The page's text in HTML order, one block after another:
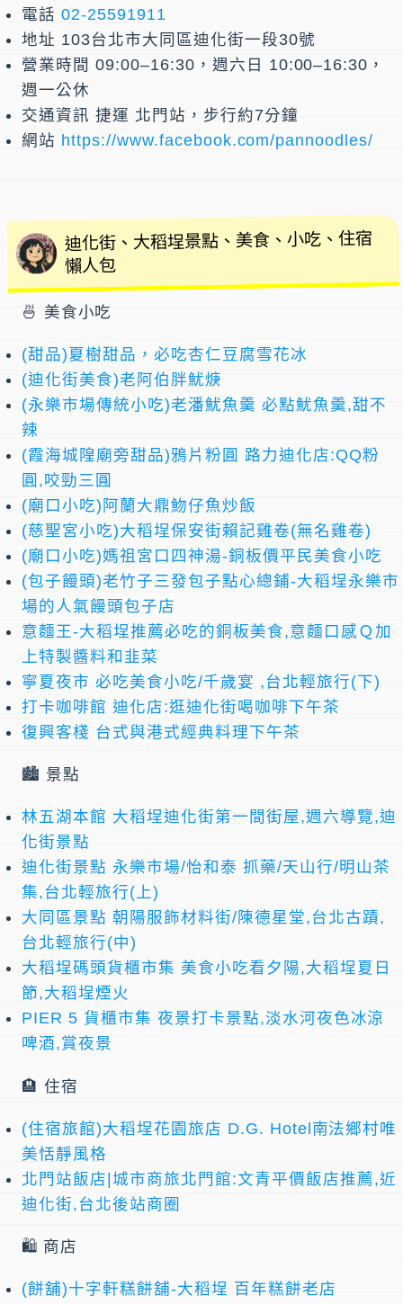
電話02-25591911
地址 103台北市大同區迪化街一段30號
營業時間 09:00–16:30，週六日 10:00–16:30，
週一公休
交通資訊 捷運 北門站，步行約7分鐘
網站 https://www.facebook.com/pannoodles/
迪化街、大稻埕景點、美食、小吃、住宿
懶人包
🍜 美食小吃
(甜品)夏樹甜品，必吃杏仁豆腐雪花冰
(迪化街美食)老阿伯胖魷焿
(永樂市場傳統小吃)老潘魷魚羹 必點魷魚羹,甜不
辣
(霞海城隍廟旁甜品)鴉片粉圓 路力迪化店:QQ粉
圓,咬勁三圓
(廟口小吃)阿蘭大鼎魩仔魚炒飯
(慈聖宮小吃)大稻埕保安街賴記雞卷(無名雞卷)
(廟口小吃)媽祖宮口四神湯-銅板價平民美食小吃
(包子饅頭)老竹子三發包子點心總鋪-大稻埕永樂市
場的人氣饅頭包子店
意麵王-大稻埕推薦必吃的銅板美食,意麵口感Ｑ加
上特製醬料和韭菜
寧夏夜市 必吃美食小吃/千歲宴 ,台北輕旅行(下)
打卡咖啡館 迪化店:逛迪化街喝咖啡下午茶
復興客棧 台式與港式經典料理下午茶
🏙️ 景點
林五湖本館 大稻埕迪化街第一間街屋,週六導覽,迪
化街景點
迪化街景點 永樂市場/怡和泰 抓藥/天山行/明山茶
集,台北輕旅行(上)
大同區景點 朝陽服飾材料街/陳德星堂,台北古蹟,
台北輕旅行(中)
大稻埕碼頭貨櫃市集 美食小吃看夕陽,大稻埕夏日
節,大稻埕煙火
PIER 5 貨櫃市集 夜景打卡景點,淡水河夜色冰涼
啤酒,賞夜景
🏨 住宿
(住宿旅館)大稻埕花園旅店 D.G. Hotel南法鄉村唯
美恬靜風格
北門站飯店|城市商旅北門館:文青平價飯店推薦,近
迪化街,台北後站商圈
🛍️ 商店
(餅舖)十字軒糕餅舖-大稻埕 百年糕餅老店